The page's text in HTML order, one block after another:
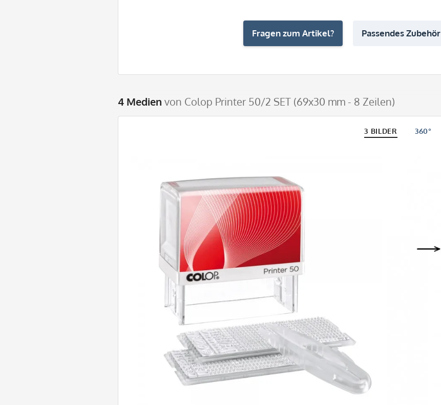
Fragen zum Artikel? Passendes Zubehör
4 Medien von Colop Printer 50/2 SET (69x30 mm - 8 Zeilen)
3 BILDER 360°